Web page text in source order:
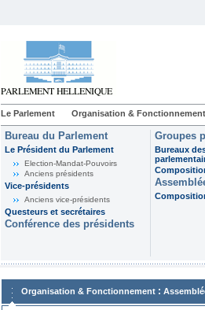
Le Parlement Organisation & Fonctionnement
Bureau du Parlement
Le Président du Parlement
Election-Mandat-Pouvoirs
Anciens présidents
Vice-présidents
Anciens vice-présidents
Questeurs et secrétaires
Conférence des présidents
Groupes
Bureaux
Organisation & Fonctionnement :